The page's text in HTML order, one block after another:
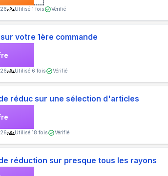
Utilisé1 fois Vérifié
votre 1ère commande
Utilisé 6 fois Vérifié
réduc sur une sélection d'articles
Utilisé18 fois Vérifié
réduction sur presque tous les rayons